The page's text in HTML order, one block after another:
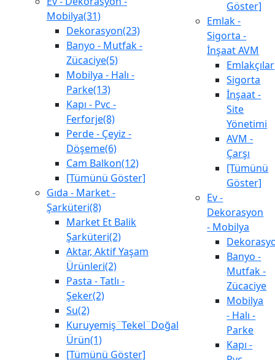
Mobilya(31)
Dekorasyon(23)
Banyo - Mutfak -
Zücaciye(5)
Mobilya - Halı -
Parke(13)
Kapı - Pvc -
Ferforje(8)
Perde - Çeyiz -
Döşeme(6)
Cam Balkon(12)
[Tümünü Göster]
Gıda - Market -
Şarküteri(8)
Market Et Balik
Şarküteri(2)
Aktar, Aktif Yaşam
Ürünleri(2)
Pasta - Tatlı -
Şeker(2)
Su(2)
Kuruyemiş¨Tekel¨Doğal
Ürün(1)
[Tümünü Göster]
Göster]
Emlak -
Sigorta -
İnşaat AVM
Emlakçılar
Sigorta
İnşaat -
Site
Yönetimi
AVM -
Çarşı
[Tümünü
Göster]
Ev -
Dekorasyon
- Mobilya
Banyo -
Mutfak -
Zücaciye
Mobilya
- Halı -
Parke
Kapı -